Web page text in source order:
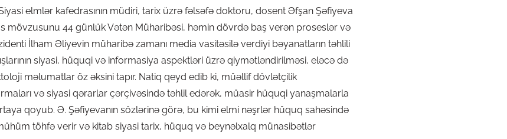
elmlər kafedrasının müdiri, tarix üzrə fəlsəfə doktoru, dosent Əfşan Şəfiyeva
mövzusunu 44 günlük Vətən Müharibəsi, həmin dövrdə baş verən proseslər və
İlham Əliyevin müharibə zamanı media vasitəsilə verdiyi bəyanatların təhlili
siyasi, hüquqi və informasiya aspektləri üzrə qiymətləndirilməsi, eləcə də
məlumatlar öz əksini tapır. Natiq qeyd edib ki, müəllif dövlətçilik
və siyasi qərarlar çərçivəsində təhlil edərək, müasir hüquqi yanaşmalarla
qoyub. Ə. Şəfiyevanın sözlərinə görə, bu kimi elmi nəşrlər hüquq sahəsində
töhfə verir və kitab siyasi tarix, hüquq və beynəlxalq münasibətlər